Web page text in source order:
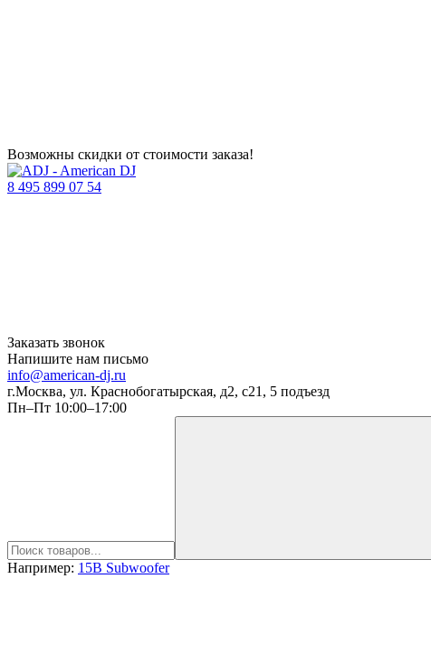
Возможны скидки от стоимости заказа!
8 495 899 07 54
Заказать звонок
Напишите нам письмо
info@american-dj.ru
г.Москва, ул. Краснобогатырская, д2, с21, 5 подъезд
Пн–Пт 10:00–17:00
Например: 15B Subwoofer